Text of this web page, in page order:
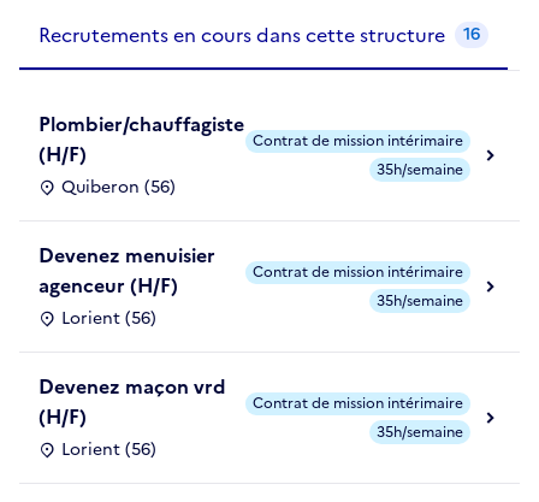
Recrutements en cours dans cette structure 16
Plombier/chauffagiste
(H/F)
Quiberon (56)
Contrat de mission intérimaire
35h/semaine
Devenez menuisier
agenceur (H/F)
Lorient (56)
Contrat de mission intérimaire
35h/semaine
Devenez maçon vrd
(H/F)
Lorient (56)
Contrat de mission intérimaire
35h/semaine